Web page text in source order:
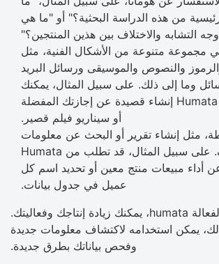
من هذه الدراسة البحثية؟" أو "ما هي
التشابه والاختلاف بين هذين المنتجين؟"
مجموعة متنوعة من الأشكال الفنية، مثل
والنصوص والموسيقى ورسائل البريد
وما إلى ذلك. على سبيل المثال، يمكنك
أن تطلب من Humata إنشاء قصيدة عن إجازتك المفضلة
أو سيناريو فيلم قصير.
مثل إنشاء تقرير أو البحث عن معلومات
محددة في ملف. على سبيل المثال، قد تطلب من Humata
أداء مبيعات منتج معين أو تحديد اسم كل
عميل في جدول بيانات.
بمساعدة الأداة الفعالة humata، يمكنك زيادة إنتاجك وفعاليتك.
يمكن استخدامه لاكتشاف معلومات جديدة
وفحص بياناتك بطرق جديدة.